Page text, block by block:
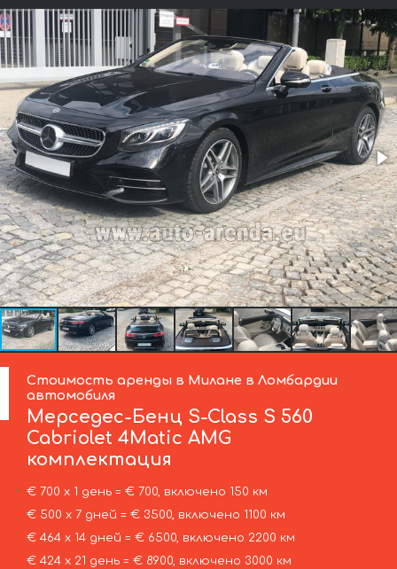
Стоимость аренды в Милане в Ломбардии
автомобиля
Мерседес-Бенц S-Class S 560
Cabriolet 4Matic AMG
комплектация
€ 700 х 1 день = € 700, включено 150 км
€ 500 х 7 дней = € 3500, включено 1100 км
€ 464 х 14 дней = € 6500, включено 2200 км
€ 424 х 21 день = € 8900, включено 3000 км